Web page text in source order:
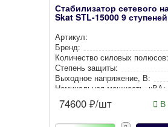
Стабилизатор сетевого
Skat STL-15000 9 ступеней
Артикул:
Бренд:
Количество силовых полюсов:
Степень защиты:
Выходное нап­ря­же­ние, В:
Номи­наль­ная мощность, кВА:
74600 ₽/шт В